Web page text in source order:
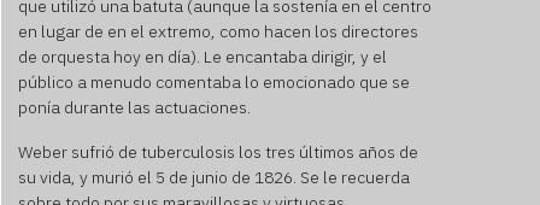
que utilizó una batuta (aunque la sostenía en el centro
en lugar de en el extremo, como hacen los directores
de orquesta hoy en día). Le encantaba dirigir, y el
público a menudo comentaba lo emocionado que se
ponía durante las actuaciones.
Weber sufrió de tuberculosis los tres últimos años de
su vida, y murió el 5 de junio de 1826. Se le recuerda